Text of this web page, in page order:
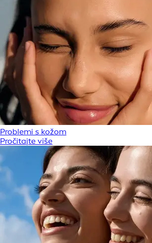
Problemi s kožom
Pročitajte više